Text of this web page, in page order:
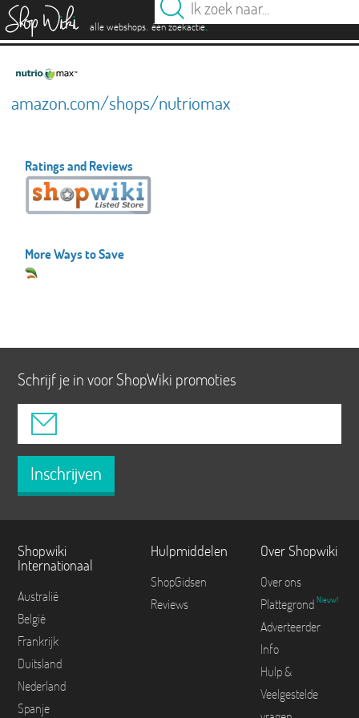
alle webshops. één zoekactie.
amazon.com/shops/nutriomax
Ratings and Reviews
More Ways to Save
Schrijf je in voor ShopWiki promoties
Inschrijven
Shopwiki
Internationaal
Australië
België
Frankrijk
Duitsland
Nederland
Spanje
Hulpmiddelen
ShopGidsen
Reviews
Over Shopwiki
Over ons
Plattegrond Nieuw!
Adverteerder
Info
Hulp &
Veelgestelde